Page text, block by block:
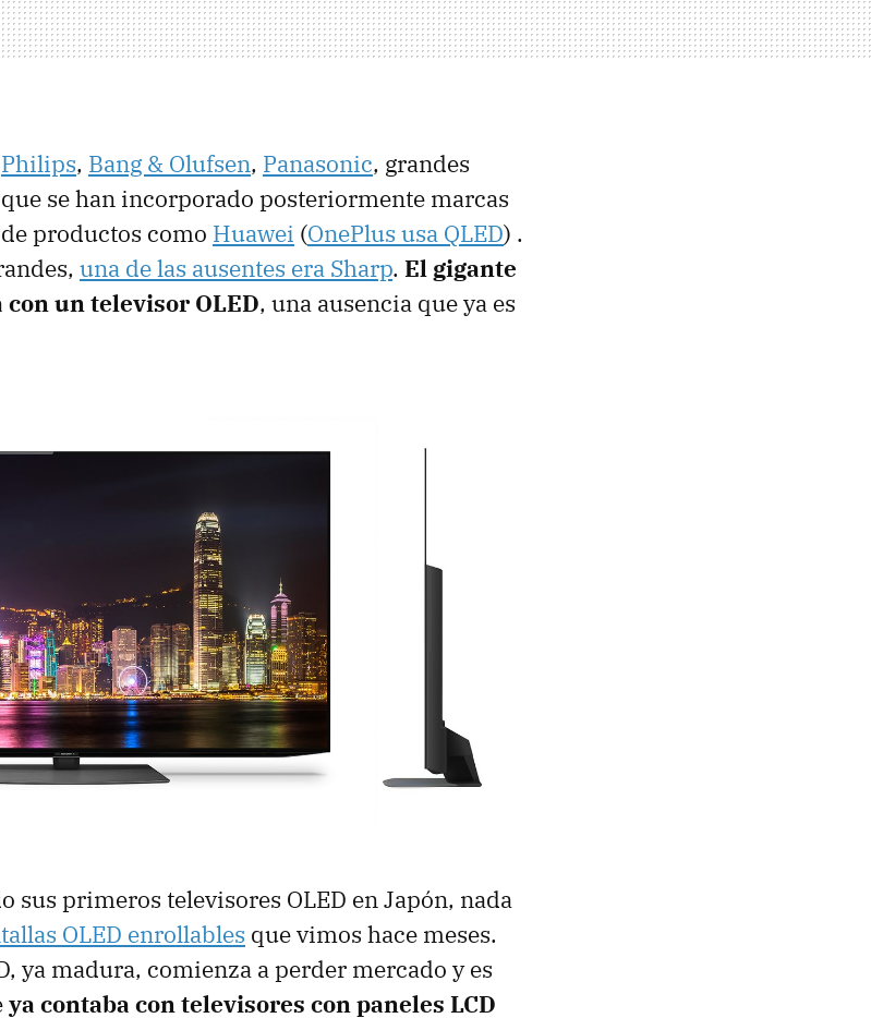
Philips, Bang & Olufsen, Panasonic, grandes
se han incorporado posteriormente marcas
productos como Huawei (OnePlus usa QLED) .
una de las ausentes era Sharp. El gigante
un televisor OLED, una ausencia que ya es
sus primeros televisores OLED en Japón, nada
OLED enrollables que vimos hace meses.
ya madura, comienza a perder mercado y es
ya contaba con televisores con paneles LCD